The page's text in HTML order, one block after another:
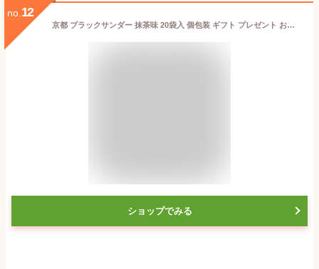
no. 12
京都 ブラックサンダー 抹茶味 20袋入 個包装 ギフト プレゼント お土産 有楽製菓 ユーラク チョコレート お菓子 スイーツ 地域限定
ショップでみる